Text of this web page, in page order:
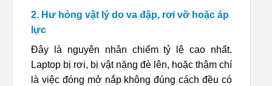
2. Hư hỏng vật lý do va đập, rơi vỡ hoặc áp
lực
Đây là nguyên nhân chiếm tỷ lệ cao nhất.
Laptop bị rơi, bị vật nặng đè lên, hoặc thậm chí
là việc đóng mở nắp không đúng cách đều có